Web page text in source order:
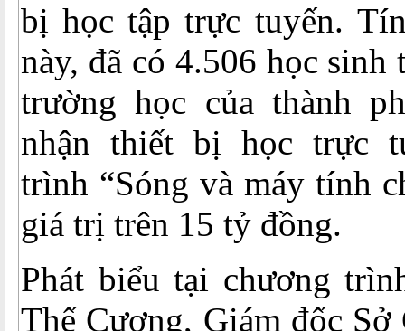
bị học tập trực tuyến.
này, đã có 4.506 học sinh
trường học của thành
nhận thiết bị học trực
trình “Sóng và máy tính
giá trị trên 15 tỷ đồng.
Phát biểu tại chương
Thế Cương, Giám đốc